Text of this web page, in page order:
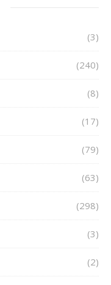
(3)
(240)
(8)
(17)
(79)
(63)
(298)
(3)
(2)